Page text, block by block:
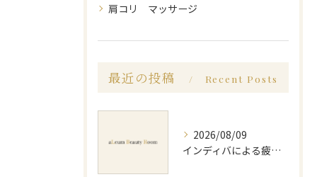
肩コリ マッサージ
最近の投稿 Recent Posts
2026/08/09
インディバによる疲労回復方法と効果的な実感や持続のポイントを徹底解説